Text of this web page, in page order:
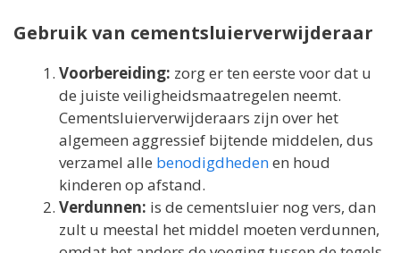
Gebruik van cementsluierverwijderaar
Voorbereiding: zorg er ten eerste voor dat u
de juiste veiligheidsmaatregelen neemt.
Cementsluierverwijderaars zijn over het
algemeen aggressief bijtende middelen, dus
verzamel alle benodigdhedenen houd
kinderen op afstand.
Verdunnen: is de cementsluier nog vers, dan
zult u meestal het middel moeten verdunnen,